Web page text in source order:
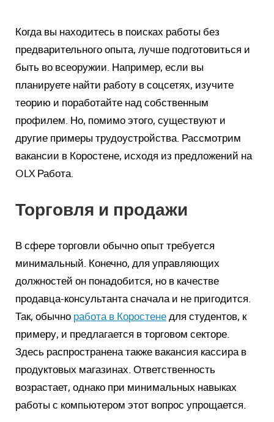
Когда вы находитесь в поисках работы без
предварительного опыта, лучше подготовиться и
быть во всеоружии. Например, если вы
планируете найти работу в соцсетях, изучите
теорию и поработайте над собственным
профилем. Но, помимо этого, существуют и
другие примеры трудоустройства. Рассмотрим
вакансии в Коростене, исходя из предложений на
OLX Работа.
Торговля и продажи
В сфере торговли обычно опыт требуется
минимальный. Конечно, для управляющих
должностей он понадобится, но в качестве
продавца-консультанта сначала и не пригодится.
Так, обычно работа в Коростенедля студентов, к
примеру, и предлагается в торговом секторе.
Здесь распространена также вакансия кассира в
продуктовых магазинах. Ответственность
возрастает, однако при минимальных навыках
работы с компьютером этот вопрос упрощается.